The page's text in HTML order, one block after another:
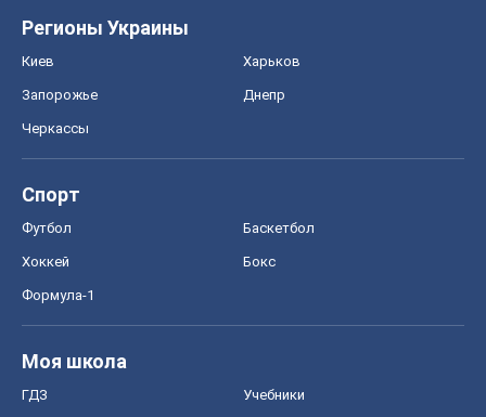
Регионы Украины
Киев Харьков
Запорожье Днепр
Черкассы
Спорт
Футбол Баскетбол
Хоккей Бокс
Формула-1
Моя школа
ГДЗ Учебники